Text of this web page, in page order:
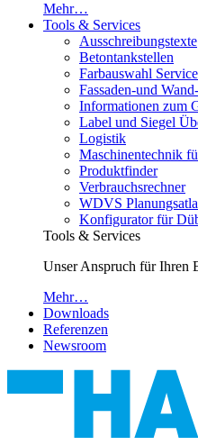
Mehr…
Tools & Services
Ausschreibungstexte
Betontankstellen
Farbauswahl
Fassaden-und
Informationen zum
Label und Siegel
Logistik
Maschinentechnik
Produktfinder
Verbrauchsrechner
WDVS
Konfigurator für
Tools & Services
Unser Anspruch für Ihren
Mehr…
Downloads
Referenzen
Newsroom